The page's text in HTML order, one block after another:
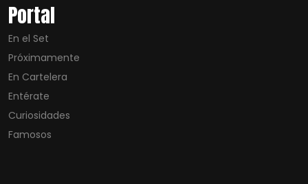
Portal
En el Set
Próximamente
En Cartelera
Entérate
Curiosidades
Famosos